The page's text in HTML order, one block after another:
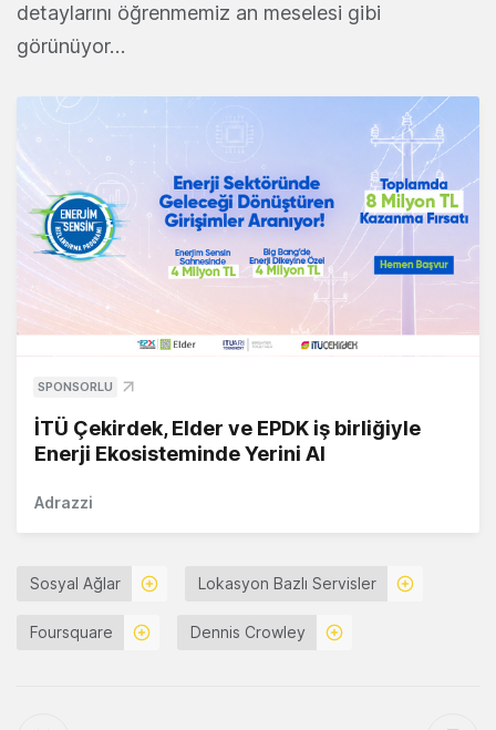
detaylarını öğrenmemiz an meselesi gibi
görünüyor…
SPONSORLU
İTÜ Çekirdek, Elder ve EPDK iş birliğiyle
Enerji Ekosisteminde Yerini Al
Adrazzi
Sosyal Ağlar Lokasyon Bazlı Servisler
Foursquare Dennis Crowley